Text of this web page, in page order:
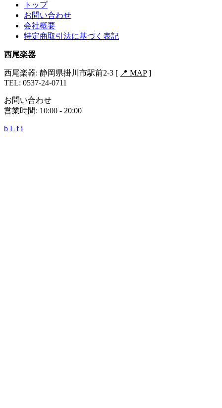
トップ
お問い合わせ
会社概要
特定商取引法に基づく表記
西尾楽器
西尾楽器: 静岡県掛川市駅前2-3 [ 📍 MAP]
TEL: 0537-24-0711
お問い合わせ
営業時間: 10:00 - 20:00
b L f i